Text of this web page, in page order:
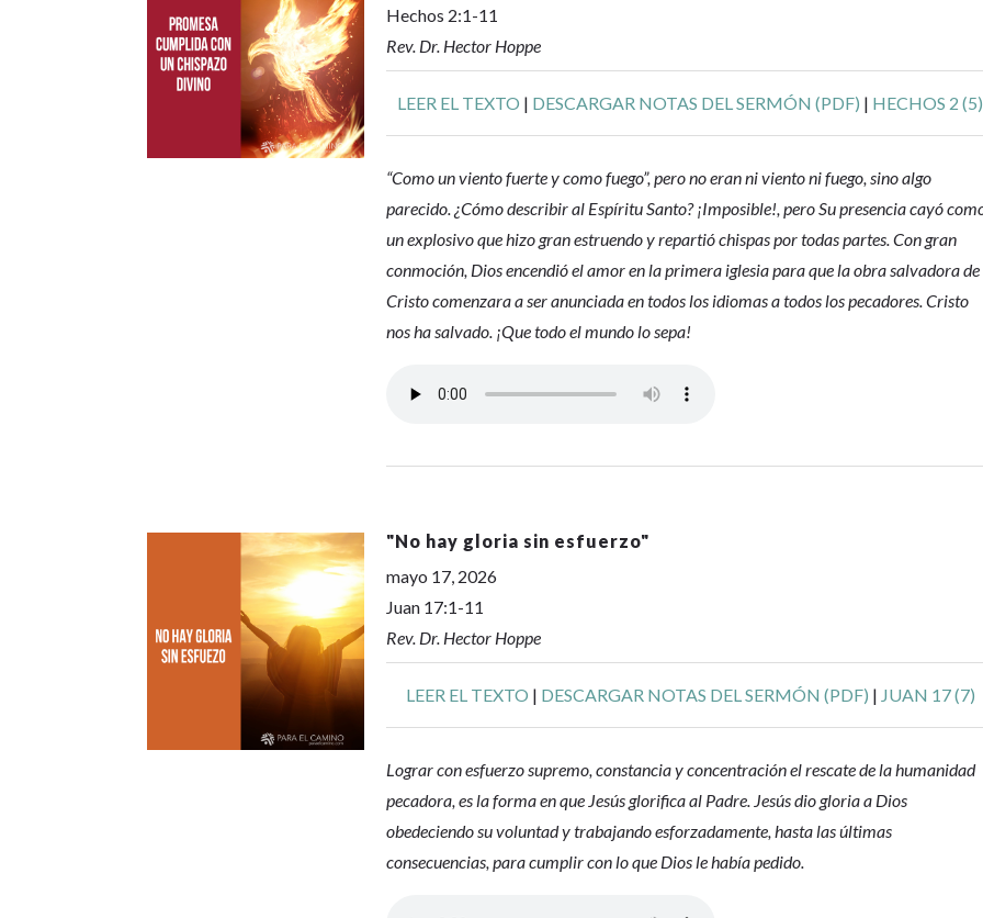
Hechos 2:1-11
Rev. Dr. Hector Hoppe
LEER EL TEXTO | DESCARGAR NOTAS DEL SERMÓN (PDF) | HECHOS 2 (5)
“Como un viento fuerte y como fuego”, pero no eran ni viento ni fuego, sino algo
parecido. ¿Cómo describir al Espíritu Santo? ¡Imposible!, pero Su presencia cayó
un explosivo que hizo gran estruendo y repartió chispas por todas partes. Con gran
conmoción, Dios encendió el amor en la primera iglesia para que la obra salvadora de
Cristo comenzara a ser anunciada en todos los idiomas a todos los pecadores. Cristo
nos ha salvado. ¡Que todo el mundo lo sepa!
"No hay gloria sin esfuerzo"
mayo 17, 2026
Juan 17:1-11
Rev. Dr. Hector Hoppe
LEER EL TEXTO | DESCARGAR NOTAS DEL SERMÓN (PDF) | JUAN 17 (7)
Lograr con esfuerzo supremo, constancia y concentración el rescate de la humanidad
pecadora, es la forma en que Jesús glorifica al Padre. Jesús dio gloria a Dios
obedeciendo su voluntad y trabajando esforzadamente, hasta las últimas
consecuencias, para cumplir con lo que Dios le había pedido.